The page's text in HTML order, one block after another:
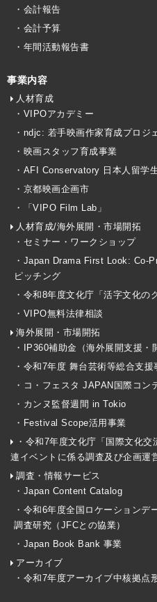
・会計報告
・会計予算
・年間活動報告書
事業内容
人材育成
・VIPOアカデミー
・ndjc: 若手映画作家育成プロジ
・映画スタッフ育成事業
・AFI Conservatory 日本人留学
・京都映画企画市
・「VIPO Film Lab」
人材育成/海外展開・市場開拓
・セミナー・ワークショップ
・Japan Drama First Look: Co-
ピッチング
・令和8年度文化庁「活字文化の
・VIPO無料法律相談
海外展開・市場開拓
・IP360補助金（海外展開支援・
・令和7年度 舞台芸術等総合支援
・コ・フェスタ JAPAN国際コン
・カンヌ監督週間 in Tokio
・Festival Scope活用事業
・令和7年度文化庁「国際文化
連イベントに係る調査及び企画運
調査・情報サービス
・Japan Content Catalog
・令和6年度全国ロケーションデ
調査研究（JFCとの協業）
・Japan Book Bank 事業
アーカイブ
・令和7年度アーカイブ中核拠点